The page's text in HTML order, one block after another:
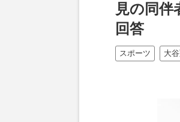
見の同
回答
スポーツ 大